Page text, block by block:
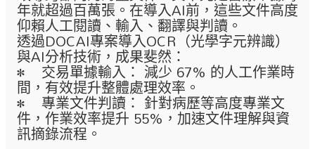
年就超過百萬張。在導入AI前，這些文件高度
仰賴人工閱讀、輸入、翻譯與判讀。
透過DOCAI專案導入OCR（光學字元辨識）
與AI分析技術，成果斐然：
• 交易單據輸入： 減少 67% 的人工作業時
間，有效提升整體處理效率。
• 專業文件判讀： 針對病歷等高度專業文
件，作業效率提升 55%，加速文件理解與資
訊摘錄流程。